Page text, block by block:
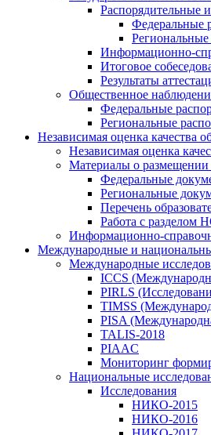
Распорядительные
Федеральные
Информационно-
Итоговое
Результаты
Общественное
Федеральные
Региональные
Независимая оценка качества
Независимая оценка
Материалы о
Федеральные
Региональные
Перечень
Работа с разделом
Информационно-
Международные и
Международные
ICCS
PIRLS
TIMSS
PISA
TALIS-2018
PIAAC
Мониторинг
Национальные
Исследования
НИКО-2015
НИКО-2016